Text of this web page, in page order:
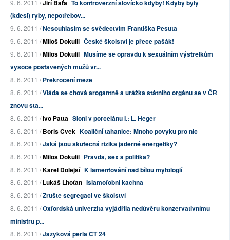
9. 6. 2011 /Jiří Baťa To kontroverzní slovíčko kdyby! Kdyby byly
(kdesi) ryby, nepotřebov...
9. 6. 2011 /Nesouhlasím se svědectvím Františka Pesuta
9. 6. 2011 /Miloš Dokulil České školství je přece pašák!
9. 6. 2011 /Miloš Dokulil Musíme se opravdu k sexuálním výstřelkům
vysoce postavených mužů vr...
8. 6. 2011 /Překročení meze
8. 6. 2011 /Vláda se chová arogantně a urážka státního orgánu se v ČR
znovu sta...
8. 6. 2011 /Ivo Patta Sloni v porcelánu I.: L. Heger
8. 6. 2011 /Boris Cvek Koaliční tahanice: Mnoho povyku pro nic
8. 6. 2011 /Jaká jsou skutečná rizika jaderné energetiky?
8. 6. 2011 /Miloš Dokulil Pravda, sex a politika?
8. 6. 2011 /Karel Dolejší K lamentování nad bílou mytologií
8. 6. 2011 /Lukáš Lhoťan Islamofobní kachna
8. 6. 2011 /Zrušte segregaci ve školství
8. 6. 2011 /Oxfordská univerzita vyjádřila nedůvěru konzervativnímu
ministru p...
8. 6. 2011 /Jazyková perla ČT 24